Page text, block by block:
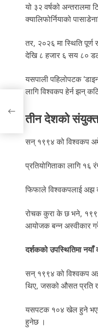
यो ३२ वर्षको
क्यालिफोर्नियाको
तर, २०२६ मा स्थिति
देखि ८ हजार ६ सय ८०
यसपाली पहिलोपटक
लागि विश्वकप हेर्न झन्
तीन देशको
सन् १९९४ को विश्वकप
प्रतियोगिताका लागि
फिफाले विश्वकपलाई अझ
रोचक कुरा के छ भने,
आयोजक बन्न अस्वीकार
दर्शकको उपस्थितिमा नयाँ
सन् १९९४ को विश्वकप
थिए, जसको औसत प्रति
यसपटक १०४ खेल हुने
हुनेछ ।